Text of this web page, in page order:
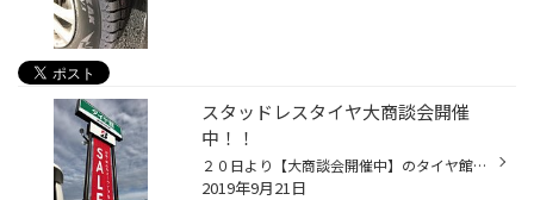
スタッドレスタイヤ大商談会開催
中！！
２０日より【大商談会開催中】のタイヤ館盛岡西バイパス店！！ くもり空ですが、岩手山はくっきり見えます♪ これから紅葉で山に行かれる方も多くなりますね～ そして・・・それが終われば初雪冠雪！！ すぐそこまで来ていますよ！！ 冬の準備お早めに（＾＾）☆ 今日は盛岡、岩手医大移転により 交通...
2019年9月21日